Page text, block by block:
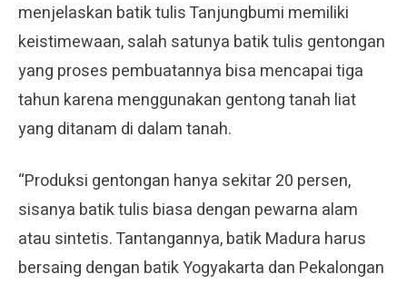
menjelaskan batik tulis Tanjungbumi memiliki
keistimewaan, salah satunya batik tulis gentongan
yang proses pembuatannya bisa mencapai tiga
tahun karena menggunakan gentong tanah liat
yang ditanam di dalam tanah.
“Produksi gentongan hanya sekitar 20 persen,
sisanya batik tulis biasa dengan pewarna alam
atau sintetis. Tantangannya, batik Madura harus
bersaing dengan batik Yogyakarta dan Pekalongan